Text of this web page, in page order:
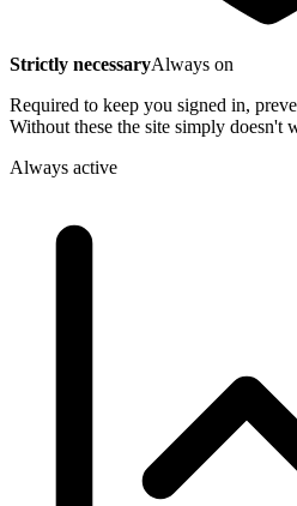
Strictly necessaryAlways on
Required to keep you signed in,
Without these the site simply doesn't
Always active